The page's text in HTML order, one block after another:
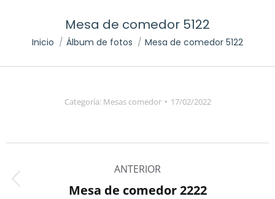
Mesa de comedor 5122
Estás aquí:
Inicio Álbum de fotos Mesa de comedor 5122
Categoría: Mesas comedor 17/02/2022
entre
ANTERIOR
Álbum
Mesa de comedor 2222